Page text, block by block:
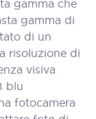
gamma che
gamma di
di un
risoluzione di
visiva
blu
fotocamera